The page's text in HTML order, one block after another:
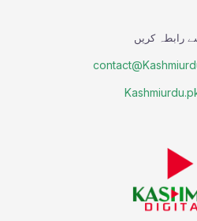
رابطہ کریں